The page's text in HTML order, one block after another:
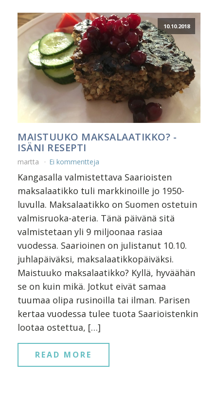
10.10.2018
MAISTUUKO MAKSALAATIKKO? -
ISÄNI RESEPTI
martta Ei kommentteja
Kangasalla valmistettava Saarioisten
maksalaatikko tuli markkinoille jo 1950-
luvulla. Maksalaatikko on Suomen ostetuin
valmisruoka-ateria. Tänä päivänä sitä
valmistetaan yli 9 miljoonaa rasiaa
vuodessa. Saarioinen on julistanut 10.10.
juhlapäiväksi, maksalaatikkopäiväksi.
Maistuuko maksalaatikko? Kyllä, hyväähän
se on kuin mikä. Jotkut eivät samaa
tuumaa olipa rusinoilla tai ilman. Parisen
kertaa vuodessa tulee tuota Saarioistenkin
lootaa ostettua, […]
READ MORE